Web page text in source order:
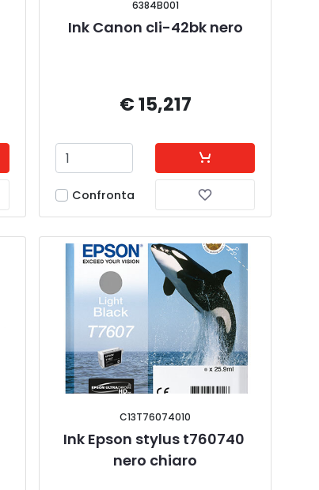
6384B001
Ink Canon cli-42bk nero
€ 15,217
Confronta
C13T76074010
Ink Epson stylus t760740
nero chiaro